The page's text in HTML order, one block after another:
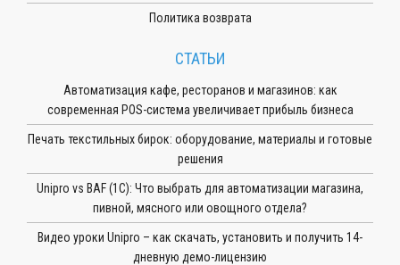
Политика возврата
СТАТЬИ
Автоматизация кафе, ресторанов и магазинов: как
современная POS-система увеличивает прибыль бизнеса
Печать текстильных бирок: оборудование, материалы и готовые
решения
Unipro vs BAF (1С): Что выбрать для автоматизации магазина,
пивной, мясного или овощного отдела?
Видео уроки Unipro – как скачать, установить и получить 14-
дневную демо-лицензию